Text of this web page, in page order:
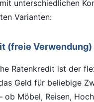
unterschiedlichen
Varianten:
(freie Verwendung)
Ratenkredit ist der
Geld für beliebige
ob Möbel, Reisen,